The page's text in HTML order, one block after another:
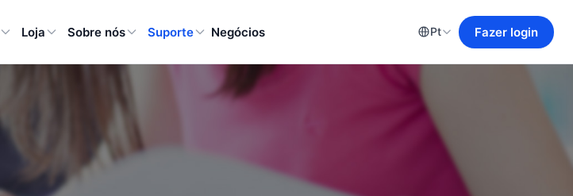
Loja Sobre nós Suporte Negócios Pt Fazer login